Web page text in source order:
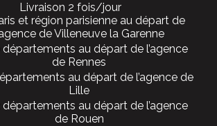
Livraison 2 fois/jour
et région parisienne au départ de
de Villeneuve la Garenne
départements au départ de l’agence
de Rennes
au départ de l’agence de
Lille
départements au départ de l’agence
de Rouen